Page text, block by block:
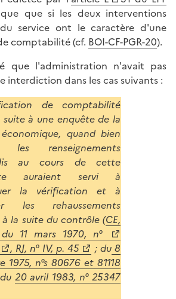
que si les deux interventions
du service ont le caractère d'une
comptabilité (cf. BOI-CF-PGR-20).
que l'administration n'avait pas
interdiction dans les cas suivants :
de comptabilité
suite à une enquête de la
quand bien
les renseignements
au cours de cette
auraient servi à
la vérification et à
les rehaussements
à la suite du contrôle (CE,
11 mars 1970, n°
, RJ, n° IV, p. 45 ; du8
1975, n°s 80676 et 81118
20 avril 1983, n° 25347